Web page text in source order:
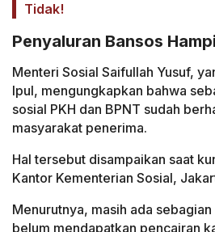
Tidak!
Penyaluran Bansos
Menteri Sosial Saifullah Yusuf,
Ipul, mengungkapkan bahwa
sosial PKH dan BPNT sudah
masyarakat penerima.
Hal tersebut disampaikan saat
Kantor Kementerian Sosial,
Menurutnya, masih ada
belum mendapatkan pencairan